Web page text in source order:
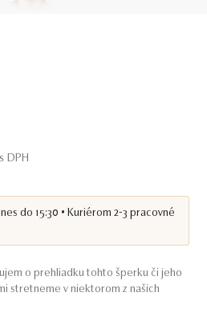
S DPH
do 15:30 • Kuriérom 2-3 pracovné
o prehliadku tohto šperku či jeho
stretneme v niektorom z našich